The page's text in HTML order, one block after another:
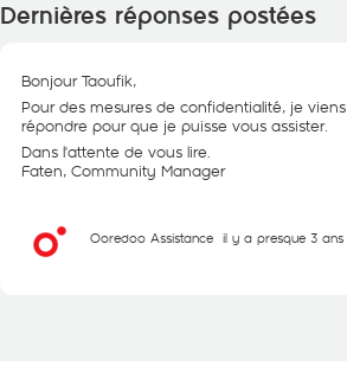
Dernières réponses postées
Bonjour Taoufik,
Pour des mesures de confidentialité, je
répondre pour que je puisse vous assister.
Dans l'attente de vous lire.
Faten, Community Manager
Ooredoo Assistance il y a presque 3 ans